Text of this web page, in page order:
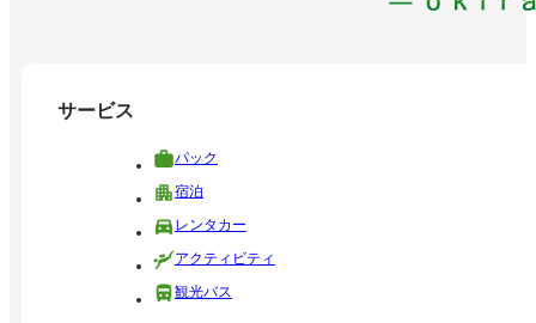
サービス
パック
宿泊
レンタカー
アクティビティ
観光バス